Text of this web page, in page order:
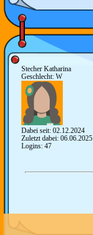
Stecher Katharina
Geschlecht: W
Dabei seit: 02.12.2024
Zuletzt dabei: 06.06.2025
Logins: 47